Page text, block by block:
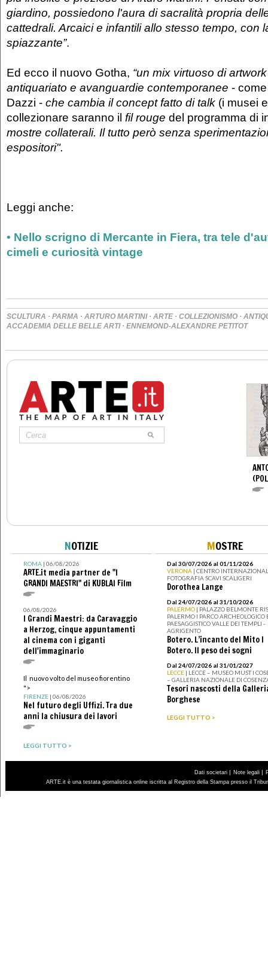
giardino, possiedono l'aura di sacralità propria
cattedrali. Arcaici e infantili allo stesso tempo, con
spiazzante”.
Ed ecco il nuovo Gotha, “un mix virtuoso di
antiquariato e avanguardie contemporanee -
Dazzi - che cambia il concept fatto di talk (i musei
collezionare saranno il fil rouge del programma di
mostre collaterali. Il tutto però senza
espositori".
Leggi anche:
• Nello scrigno di Mercante in Fiera, tra tele
cimeli e curiosità vintage
SCULTURA · PARMA · ARTURO MARTINI· ARTE · COLLEZIONISMO ·
ACCADEMIA DELLE BELLE ARTI· ENNEMOND-ALEXANDRE PETITOT
NOTIZIE
ROMA| 06/08/2026
ARTE.it media partner de "I
GRANDI MAESTRI" di KUBLAI Film
06/08/2026
I Grandi Maestri: da Caravaggio
a Herzog, cinque appuntamenti
al cinema con i giganti
dell'immaginario
Il nuovo volto del museo fiorentino
">
FIRENZE| 06/08/2026
Nel futuro degli Uffizi. Tra due
anni la chiusura dei lavori
LEGGI TUTTO >
MOSTRE
Dal 30/07/2026 al 01/11/2026
VERONA | CENTRO
FOTOGRAFIA SCAVI SCALIGERI
Dorothea Lange
Dal 24/07/2026 al 31/10/2026
PALERMO | PALAZZO BELMONTE
PALERMO I PARCO ARCHEOLOGICO
PAESAGGISTICO VALLE DEI TEMPLI -
AGRIGENTO
Botero. L’incanto del Mito I
Botero. Il peso dei sogni
Dal 24/07/2026 al 31/01/2027
LECCE | LECCE – MUSEO MUST I
– GALLERIA NAZIONALE DI
Tesori nascosti della
Borghese
LEGGI TUTTO >
Dati societari | Note legali |
ARTE.it è una testata giornalistica online iscritta al Registro della Stampa presso il